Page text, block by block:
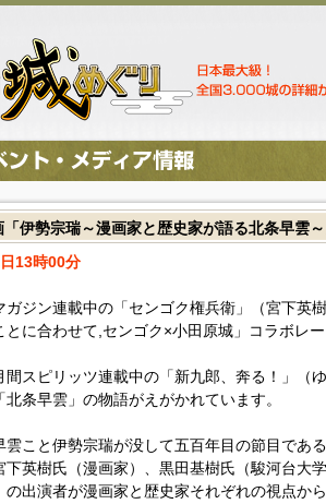
伊勢宗瑞～漫画家と歴史家が語る北条早雲～
13時00分
ガジン連載中の「センゴク権兵衛」（宮下英
に合わせて,センゴク×小田原城」コラボレー
間スピリッツ連載中の「新九郎、奔る！」（
条早雲」の物語がえがかれています。
雲こと伊勢宗瑞が没して五百年目の節目であ
下英樹氏（漫画家）、黒田基樹氏（駿河台大
の出演者が漫画家と歴史家それぞれの視点か